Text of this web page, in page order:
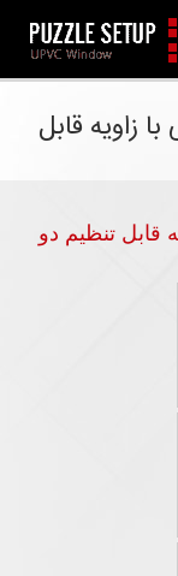
زاویه قابل
قابل تنظیم دو